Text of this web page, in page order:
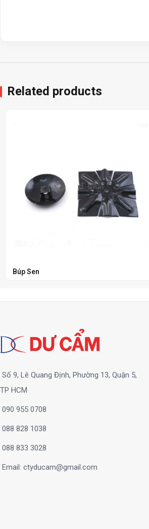
Related products
Búp Sen
Số 9, Lê Quang Định, Phường 13, Quận 5,
TP HCM
090 955 0708
088 828 1038
088 833 3028
Email: ctyducam@gmail.com